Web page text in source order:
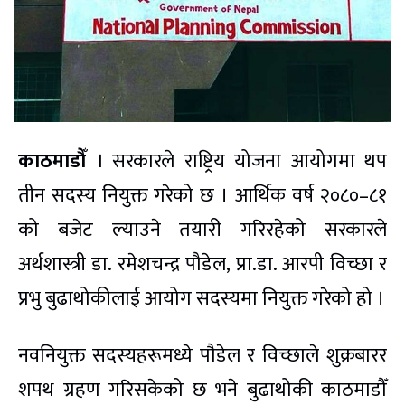
काठमाडौँ । सरकारले राष्ट्रिय योजना आयोगमा थप
तीन सदस्य नियुक्त गरेको छ । आर्थिक वर्ष २०८०–८१
को बजेट ल्याउने तयारी गरिरहेको सरकारले
अर्थशास्त्री डा. रमेशचन्द्र पौडेल, प्रा.डा. आरपी विच्छा र
प्रभु बुढाथोकीलाई आयोग सदस्यमा नियुक्त गरेको हो ।
नवनियुक्त सदस्यहरूमध्ये पौडेल र विच्छाले शुक्रबारर
शपथ ग्रहण गरिसकेको छ भने बुढाथोकी काठमाडौँ